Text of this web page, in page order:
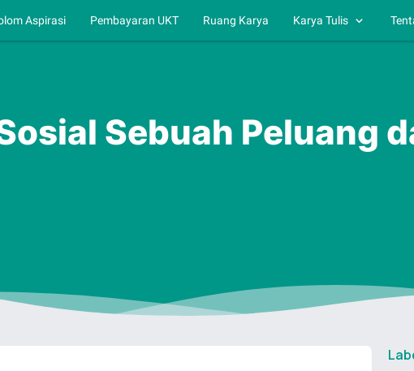
Aspirasi Pembayaran UKT Ruang Karya Karya Tulis
Sebuah Peluang